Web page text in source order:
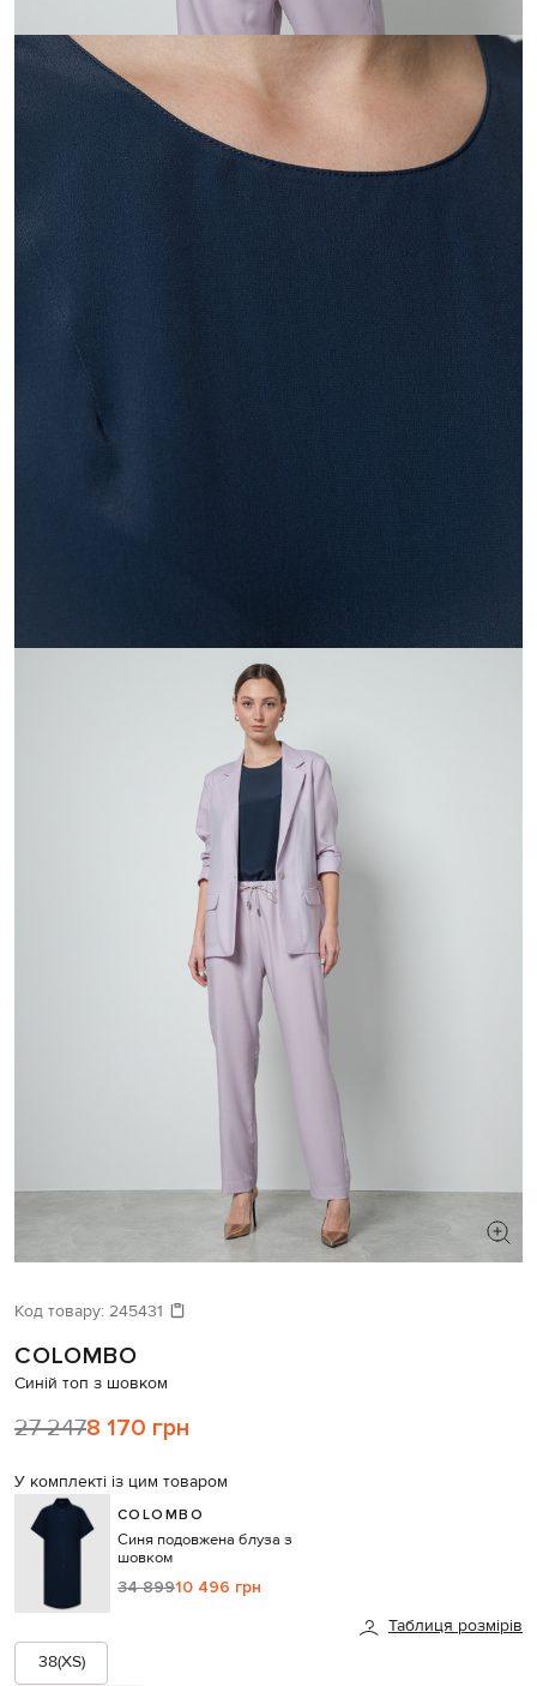
Давайте підберемо щось ще
Код товару: 245431
COLOMBO
Синій топ з шовком
27 2478 170 грн
У комплекті із цим товаром
COLOMBO
Синя подовжена блуза з
шовком
34 89910 496 грн
Таблиця розмірів
38(XS)